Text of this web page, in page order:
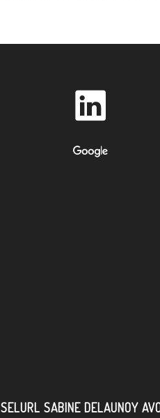
SELURL SABINE DELAUNOY